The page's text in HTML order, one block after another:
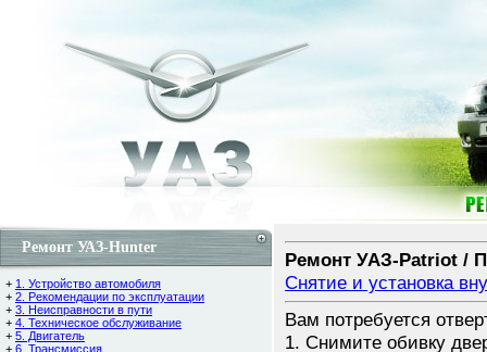
Ремонт УАЗ-Hunter
+ 1. Устройство автомобиля
+ 2. Рекомендации по эксплуатации
+ 3. Неисправности в пути
+ 4. Техническое обслуживание
+ 5. Двигатель
+ 6. Трансмиссия
Ремонт УАЗ-Patriot /
Снятие и установка
Вам потребуется
1. Снимите обивку